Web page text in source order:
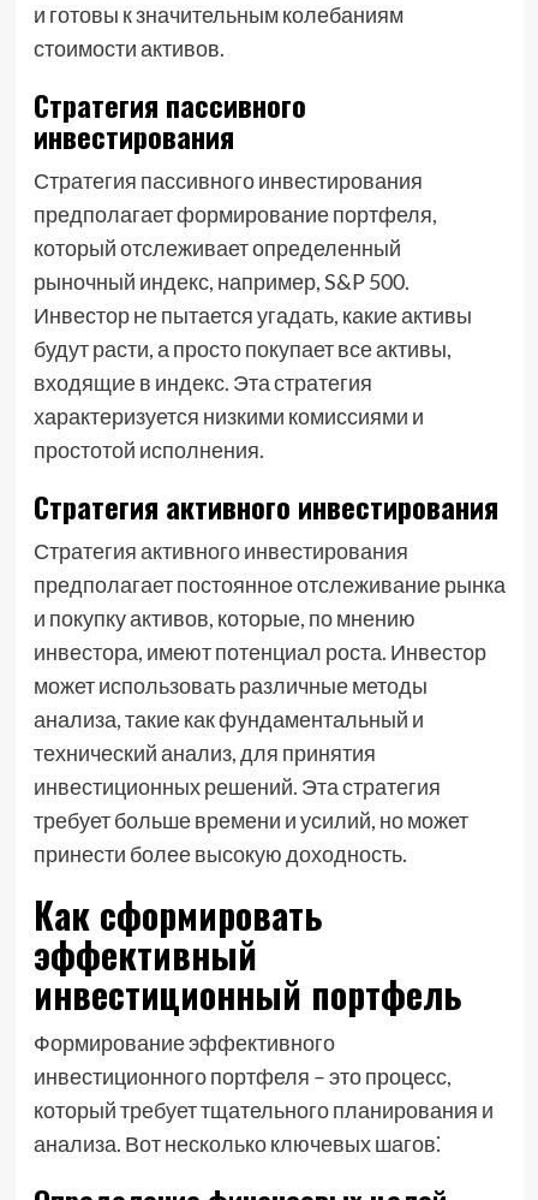
и готовы к значительным колебаниям
стоимости активов.
Стратегия пассивного
инвестирования
Стратегия пассивного инвестирования
предполагает формирование портфеля,
который отслеживает определенный
рыночный индекс, например, S&P 500.
Инвестор не пытается угадать, какие активы
будут расти, а просто покупает все активы,
входящие в индекс. Эта стратегия
характеризуется низкими комиссиями и
простотой исполнения.
Стратегия активного инвестирования
Стратегия активного инвестирования
предполагает постоянное отслеживание рынка
и покупку активов, которые, по мнению
инвестора, имеют потенциал роста. Инвестор
может использовать различные методы
анализа, такие как фундаментальный и
технический анализ, для принятия
инвестиционных решений. Эта стратегия
требует больше времени и усилий, но может
принести более высокую доходность.
Как сформировать
эффективный
инвестиционный портфель
Формирование эффективного
инвестиционного портфеля – это процесс,
который требует тщательного планирования и
анализа. Вот несколько ключевых шагов⁚